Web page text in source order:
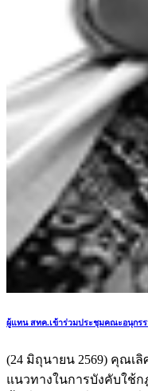
ผู้แทน สทค.เข้าร่วมประชุมคณะอนุกร
(24 มิถุนายน 2569) คุณ
แนวทางในการบังคับใช้